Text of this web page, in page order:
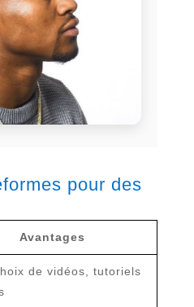
pour des
Avantages
de vidéos, tutoriels